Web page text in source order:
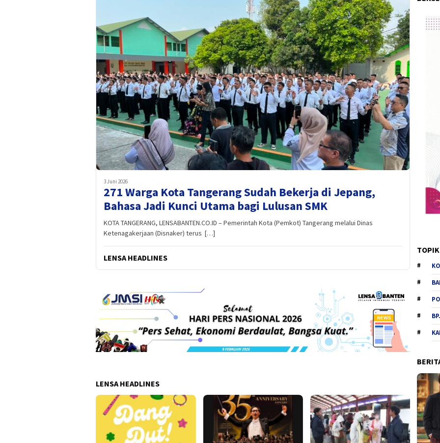
3 Juni 2026
271 Warga Kota Tangerang Sudah Bekerja di Jepang,
Bahasa Jadi Kunci Utama bagi Lulusan SMK
KOTA TANGERANG, LENSABANTEN.CO.ID – Pemerintah Kota (Pemkot) Tangerang melalui Dinas
Ketenagakerjaan (Disnaker) terus […]
LENSA HEADLINES
LENSA HEADLINES